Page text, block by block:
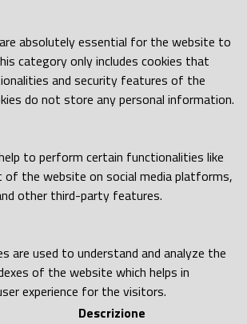
absolutely essential for the website to
category only includes cookies that
and security features of the
do not store any personal information.
to perform certain functionalities like
the website on social media platforms,
other third-party features.
are used to understand and analyze the
of the website which helps in
experience for the visitors.
Descrizione